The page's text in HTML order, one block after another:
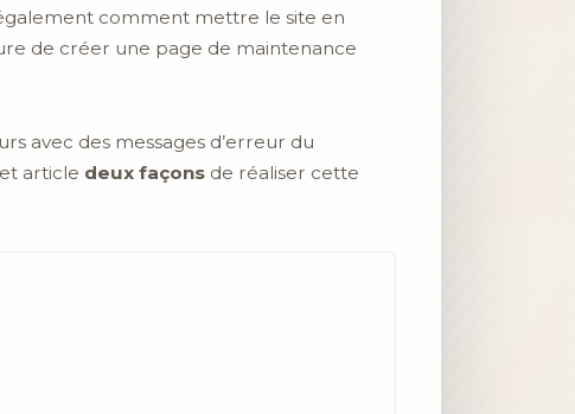
comment mettre le site en
de créer une page de maintenance
avec des messages d’erreur du
article deux façons de réaliser cette